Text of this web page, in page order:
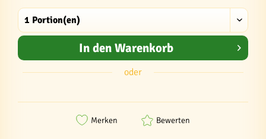
In den Warenkorb
oder
Merken Bewerten